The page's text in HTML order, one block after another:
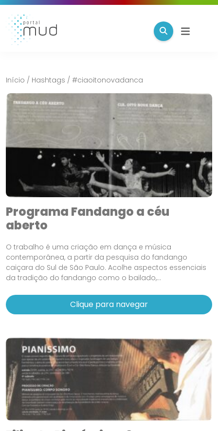
Início / Hashtags / #ciaoitonovadanca
Programa Fandango a céu
aberto
O trabalho é uma criação em dança e música
contemporânea, a partir da pesquisa do fandango
caiçara do Sul de São Paulo. Acolhe aspectos essenciais
da tradição do fandango como o bailado,...
Clique para navegar